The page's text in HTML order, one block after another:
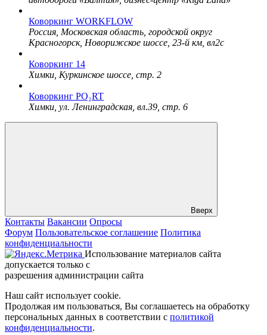
Коворкинг WORKFLOW
Россия, Московская область, городской округ
Красногорск, Новорижское шоссе, 23-й км, вл2с
Коворкинг 14
Химки, Куркинское шоссе, стр. 2
Коворкинг PO₂RT
Химки, ул. Ленинградская, вл.39, стр. 6
Вверх
Контакты Вакансии Опросы
Форум Пользовательское соглашение Политика
конфиденциальности
Использование материалов сайта
допускается только с
разрешения администрации сайта
Наш сайт использует cookie.
Продолжая им пользоваться, Вы соглашаетесь на обработку
персональных данных в соответствии с политикой
конфиденциальности.